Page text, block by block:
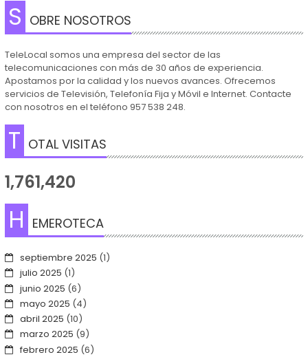
S OBRE NOSOTROS
TeleLocal somos una empresa del sector de las
telecomunicaciones con más de 30 años de experiencia.
Apostamos por la calidad y los nuevos avances. Ofrecemos
servicios de Televisión, Telefonía Fija y Móvil e Internet. Contacte
con nosotros en el teléfono 957 538 248.
T OTAL VISITAS
1,761,420
H EMEROTECA
septiembre 2025 (1)
julio 2025 (1)
junio 2025 (6)
mayo 2025 (4)
abril 2025 (10)
marzo 2025 (9)
febrero 2025 (6)